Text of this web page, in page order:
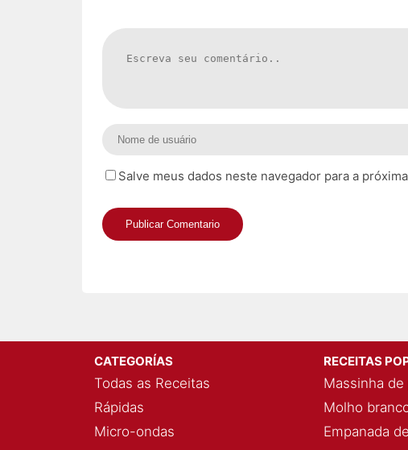
Salve meus dados neste navegador para a
CATEGORÍAS
Todas as Receitas
Rápidas
Micro-ondas
RECEITAS
Massinha
Molho
Empanada